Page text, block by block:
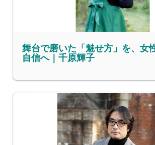
舞台で磨いた「魅せ方」を、女
自信へ｜千原輝子